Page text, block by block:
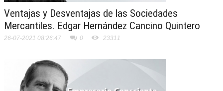
Ventajas y Desventajas de las Sociedades
Mercantiles. Edgar Hernández Cancino Quintero
26-07-2021 08:26:47 0 23311